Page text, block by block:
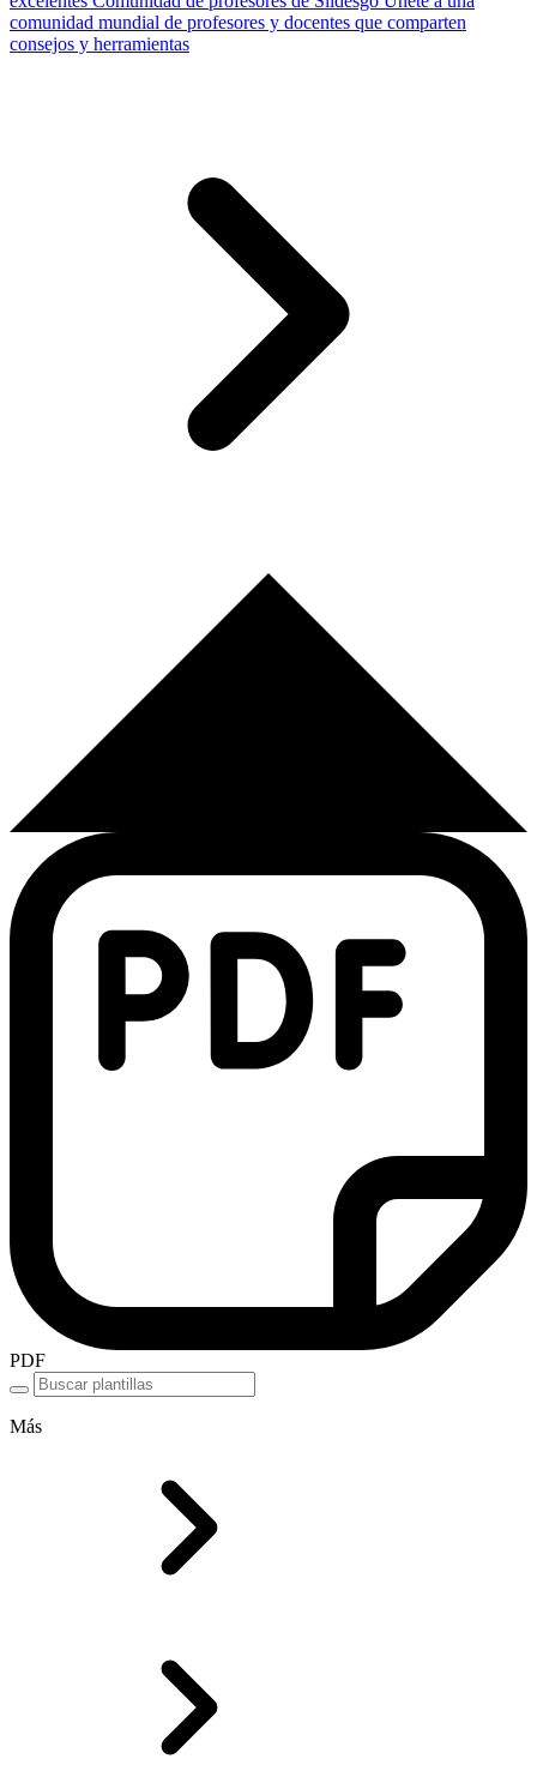
comunidad mundial de profesores y docentes que comparten
consejos y herramientas
PDF
Más